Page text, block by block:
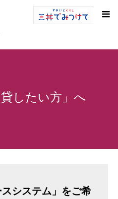
したい方」へ
スシステム」をご希